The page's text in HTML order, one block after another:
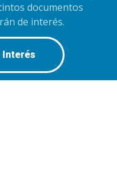
documentos
de interés.
Interés